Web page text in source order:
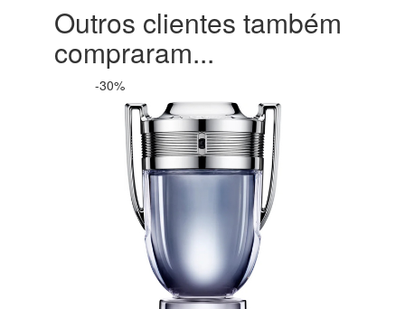
Outros clientes também
compraram...
-30%